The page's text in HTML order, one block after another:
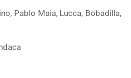
Pablo Maia, Lucca, Bobadilla,